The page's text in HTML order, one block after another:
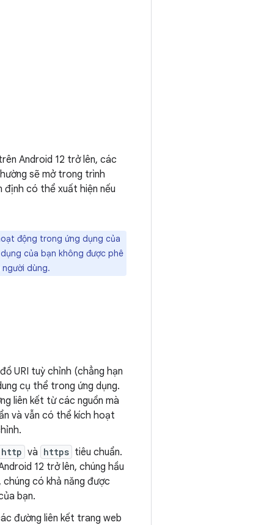
Android 12 trở lên, các
sẽ mở trong trình
có thể xuất hiện nếu
động trong ứng dụng của
của bạn không được phê
dùng.
URI tuỳ chỉnh (chẳng hạn
cụ thể trong ứng dụng.
liên kết từ các nguồn mà
và vẫn có thể kích hoạt
http và https tiêu chuẩn.
12 trở lên, chúng hầu
có khả năng được
bạn.
đường liên kết trang web